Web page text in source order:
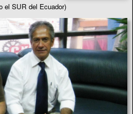
el SUR del Ecuador)